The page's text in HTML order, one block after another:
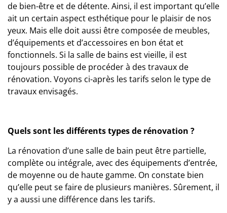
de bien-être et de détente. Ainsi, il est important qu’elle
ait un certain aspect esthétique pour le plaisir de nos
yeux. Mais elle doit aussi être composée de meubles,
d’équipements et d’accessoires en bon état et
fonctionnels. Si la salle de bains est vieille, il est
toujours possible de procéder à des travaux de
rénovation. Voyons ci-après les tarifs selon le type de
travaux envisagés.
Quels sont les différents types de rénovation ?
La rénovation d’une salle de bain peut être partielle,
complète ou intégrale, avec des équipements d’entrée,
de moyenne ou de haute gamme. On constate bien
qu’elle peut se faire de plusieurs manières. Sûrement, il
y a aussi une différence dans les tarifs.